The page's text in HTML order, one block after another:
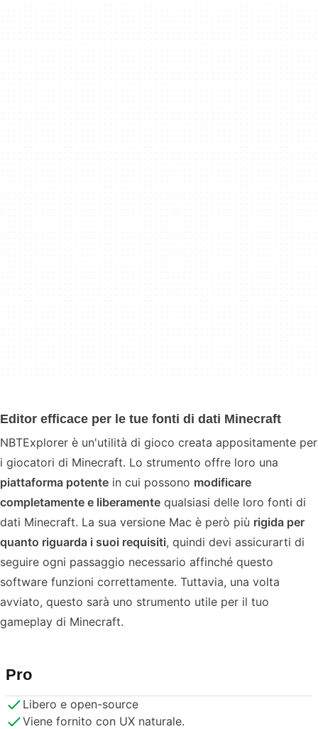
Editor efficace per le tue fonti di dati Minecraft
NBTExplorer è un'utilità di gioco creata appositamente per
i giocatori di Minecraft. Lo strumento offre loro una
piattaforma potente in cui possono modificare
completamente e liberamente qualsiasi delle loro fonti di
dati Minecraft. La sua versione Mac è però più rigida per
quanto riguarda i suoi requisiti, quindi devi assicurarti di
seguire ogni passaggio necessario affinché questo
software funzioni correttamente. Tuttavia, una volta
avviato, questo sarà uno strumento utile per il tuo
gameplay di Minecraft.
Pro
Libero e open-source
Viene fornito con UX naturale.